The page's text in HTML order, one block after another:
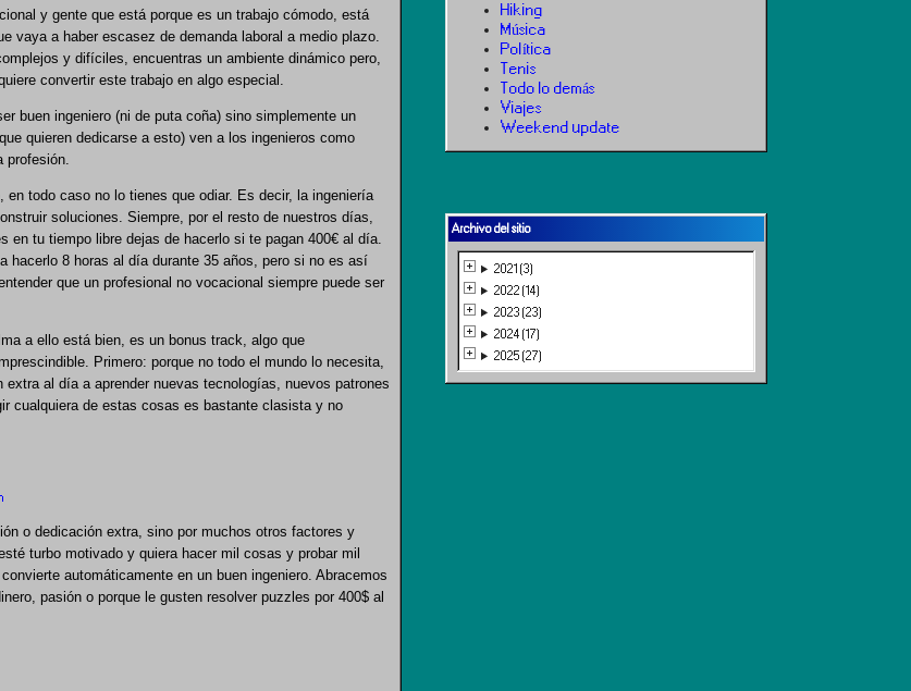
y gente que está porque es un trabajo cómodo, está
vaya a haber escasez de demanda laboral a medio plazo.
y difíciles, encuentras un ambiente dinámico pero,
convertir este trabajo en algo especial.
buen ingeniero (ni de puta coña) sino simplemente un
quieren dedicarse a esto) ven a los ingenieros como
profesión.
en todo caso no lo tienes que odiar. Es decir, la ingeniería
soluciones. Siempre, por el resto de nuestros días,
en tu tiempo libre dejas de hacerlo si te pagan 400€ al día.
hacerlo 8 horas al día durante 35 años, pero si no es así
que un profesional no vocacional siempre puede ser
a ello está bien, es un bonus track, algo que
Primero: porque no todo el mundo lo necesita,
al día a aprender nuevas tecnologías, nuevos patrones
cualquiera de estas cosas es bastante clasista y no
o dedicación extra, sino por muchos otros factores y
turbo motivado y quiera hacer mil cosas y probar mil
automáticamente en un buen ingeniero. Abracemos
pasión o porque le gusten resolver puzzles por 400$ al
Hiking
Música
Política
Tenis
Todo lo demás
Viajes
Weekend update
Archivo del sitio
2021 (3)
2022 (14)
2023 (23)
2024 (17)
2025 (27)